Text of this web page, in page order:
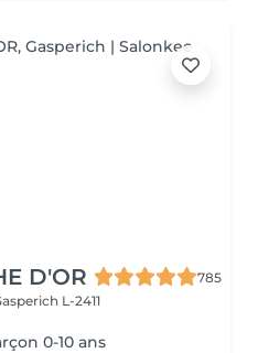
D'OR
785
L-2411
0-10 ans